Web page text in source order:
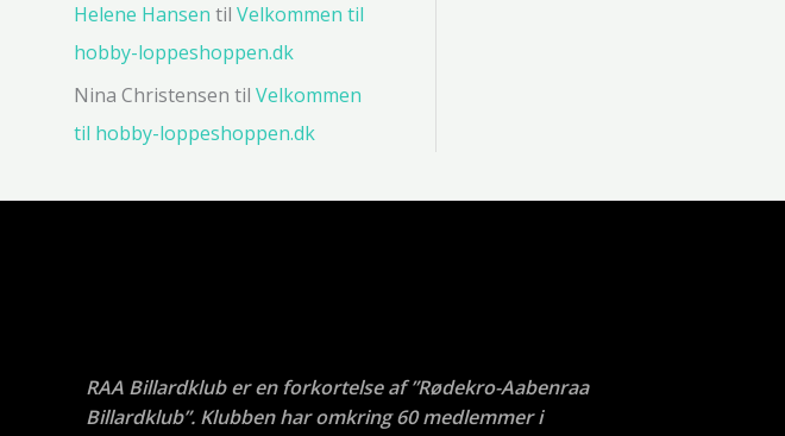
Helene Hansen til Velkommen til
hobby-loppeshoppen.dk
Nina Christensen til Velkommen
til hobby-loppeshoppen.dk
RAA Billardklub er en forkortelse af ”Rødekro-Aabenraa
Billardklub”. Klubben har omkring 60 medlemmer i